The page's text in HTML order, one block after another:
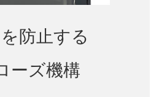
防止する
ーズ機構